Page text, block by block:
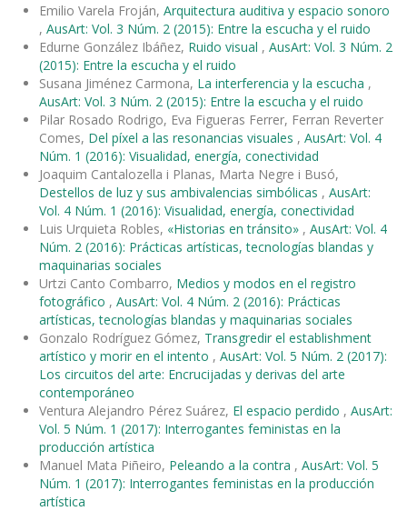
Emilio Varela Froján, Arquitectura auditiva y espacio sonoro
, AusArt: Vol. 3 Núm. 2 (2015): Entre la escucha y el ruido
Edurne González Ibáñez, Ruido visual , AusArt: Vol. 3 Núm. 2
(2015): Entre la escucha y el ruido
Susana Jiménez Carmona, La interferencia y la escucha ,
AusArt: Vol. 3 Núm. 2 (2015): Entre la escucha y el ruido
Pilar Rosado Rodrigo, Eva Figueras Ferrer, Ferran Reverter
Comes, Del píxel a las resonancias visuales , AusArt: Vol. 4
Núm. 1 (2016): Visualidad, energía, conectividad
Joaquim Cantalozella i Planas, Marta Negre i Busó,
Destellos de luz y sus ambivalencias simbólicas , AusArt:
Vol. 4 Núm. 1 (2016): Visualidad, energía, conectividad
Luis Urquieta Robles, «Historias en tránsito» , AusArt: Vol. 4
Núm. 2 (2016): Prácticas artísticas, tecnologías blandas y
maquinarias sociales
Urtzi Canto Combarro, Medios y modos en el registro
fotográfico , AusArt: Vol. 4 Núm. 2 (2016): Prácticas
artísticas, tecnologías blandas y maquinarias sociales
Gonzalo Rodríguez Gómez, Transgredir el establishment
artístico y morir en el intento , AusArt: Vol. 5 Núm. 2 (2017):
Los circuitos del arte: Encrucijadas y derivas del arte
contemporáneo
Ventura Alejandro Pérez Suárez, El espacio perdido , AusArt:
Vol. 5 Núm. 1 (2017): Interrogantes feministas en la
producción artística
Manuel Mata Piñeiro, Peleando a la contra , AusArt: Vol. 5
Núm. 1 (2017): Interrogantes feministas en la producción
artística